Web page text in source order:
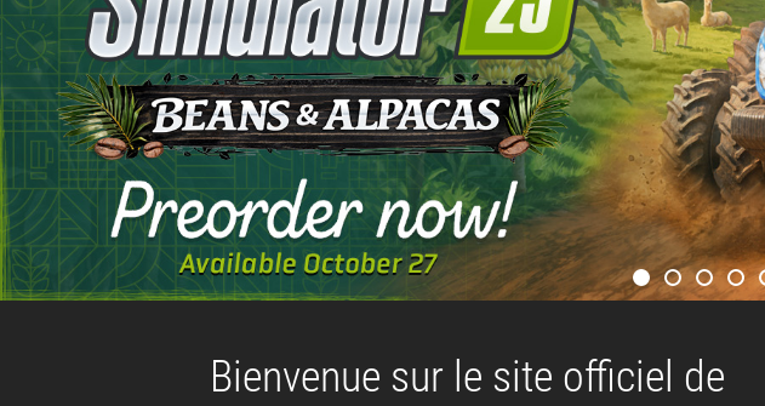
Bienvenue sur le site officiel de